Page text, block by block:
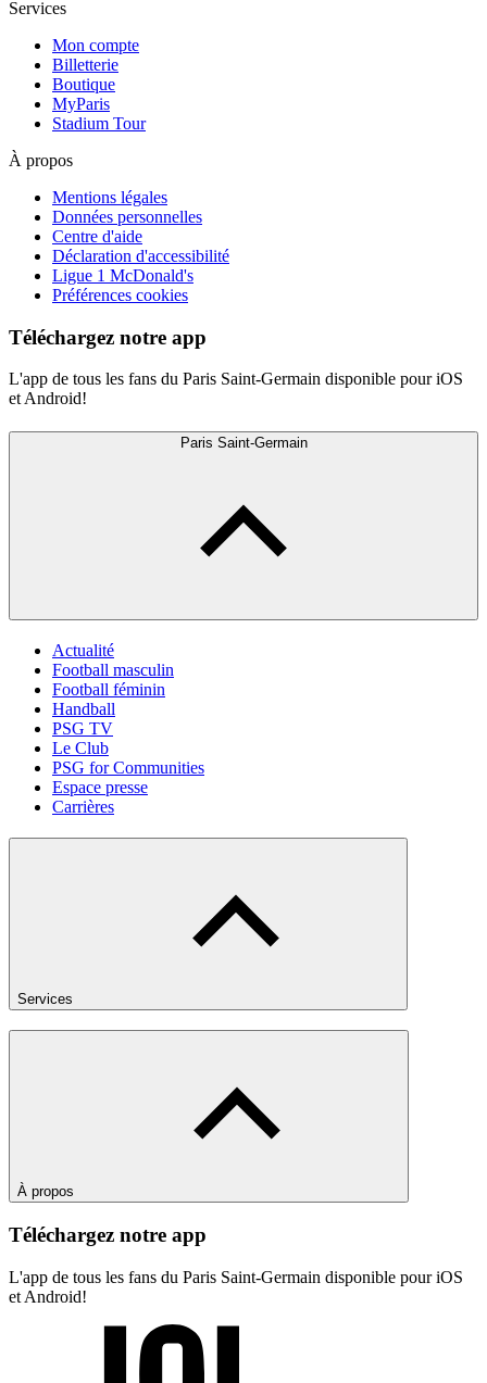
Services
Mon compte
Billetterie
Boutique
MyParis
Stadium Tour
À propos
Mentions légales
Données personnelles
Centre d'aide
Déclaration d'accessibilité
Ligue 1 McDonald's
Préférences cookies
Téléchargez notre app
L'app de tous les fans du Paris Saint-Germain disponible pour iOS
et Android!
Paris Saint-Germain
Actualité
Football masculin
Football féminin
Handball
PSG TV
Le Club
PSG for Communities
Espace presse
Carrières
Services
À propos
Téléchargez notre app
L'app de tous les fans du Paris Saint-Germain disponible pour iOS
et Android!